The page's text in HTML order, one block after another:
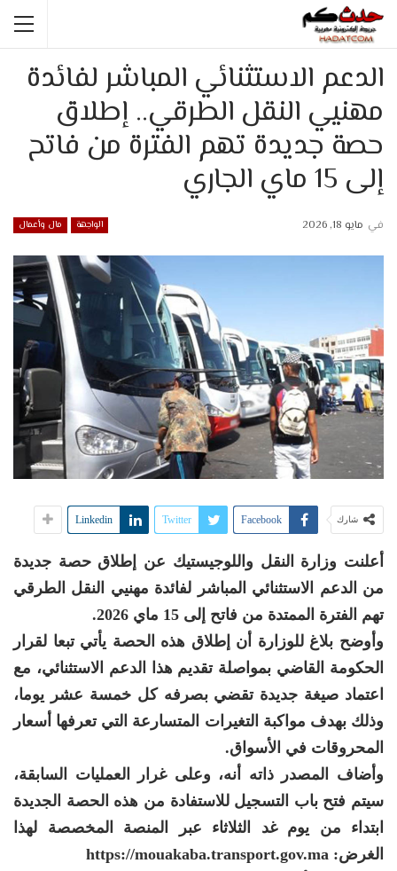
الدعم الاستثنائي المباشر لفائدة
مهنيي النقل الطرقي.. إطلاق
حصة جديدة تهم الفترة من فاتح
إلى 15 ماي الجاري
الواجهة مال وأعمال في مايو 18, 2026
شارك Facebook
Twitter
Linkedin
أعلنت وزارة النقل واللوجيستيك عن إطلاق حصة جديدة
من الدعم الاستثنائي المباشر لفائدة مهنيي النقل الطرقي
تهم الفترة الممتدة من فاتح إلى 15 ماي 2026.
وأوضح بلاغ للوزارة أن إطلاق هذه الحصة يأتي تبعا لقرار
الحكومة القاضي بمواصلة تقديم هذا الدعم الاستثنائي، مع
اعتماد صيغة جديدة تقضي بصرفه كل خمسة عشر يوما،
وذلك بهدف مواكبة التغيرات المتسارعة التي تعرفها أسعار
المحروقات في الأسواق.
وأضاف المصدر ذاته أنه، وعلى غرار العمليات السابقة،
سيتم فتح باب التسجيل للاستفادة من هذه الحصة الجديدة
ابتداء من يوم غد الثلاثاء عبر المنصة المخصصة لهذا
الغرض: https://mouakaba.transport.gov.ma